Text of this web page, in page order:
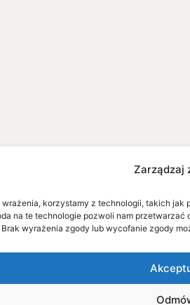
Zarządzaj
korzystamy z technologii, takich
na te technologie pozwoli nam
wyrażenia zgody lub wycofanie zgody